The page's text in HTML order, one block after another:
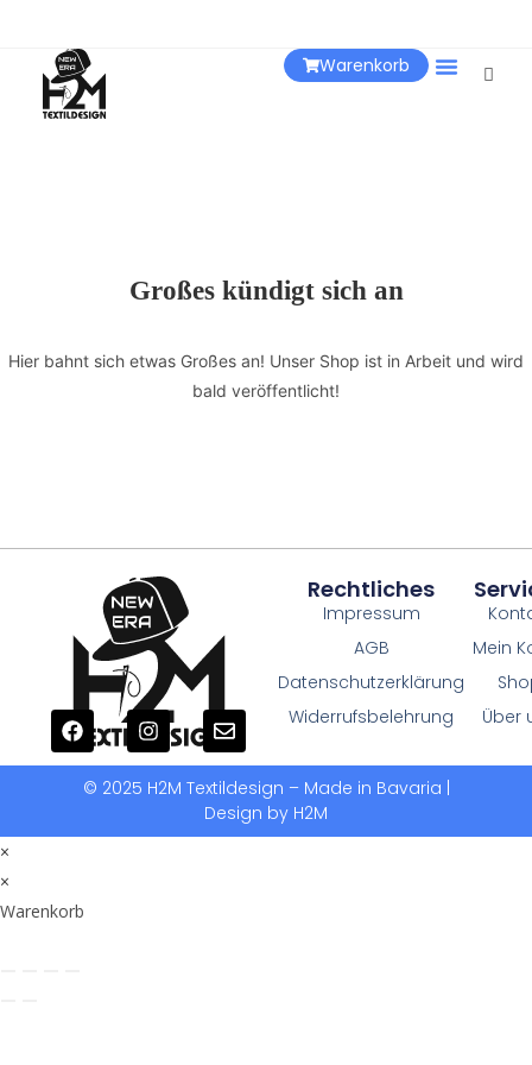
Warenkorb
Großes kündigt sich an
Hier bahnt sich etwas Großes an! Unser Shop ist in Arbeit und wird
bald veröffentlicht!
Mein
Über
Rechtliches
Impressum
AGB
Datenschutzerklärung
Widerrufsbelehrung
© 2025 H2M Textildesign – Made in Bavaria |
Design by H2M
×
×
Warenkorb